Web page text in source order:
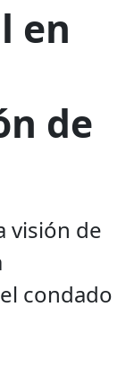
en
de
visión de
condado